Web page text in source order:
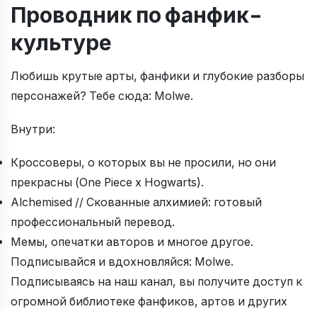
Проводник по фанфик-
культуре
Любишь крутые арты, фанфики и глубокие разборы
персонажей? Тебе сюда: Molwe.
Внутри:
Кроссоверы, о которых вы не просили, но они
прекрасны (One Piece x Hogwarts).
Alchemised // Скованные алхимией: готовый
профессиональный перевод.
Мемы, опечатки авторов и многое другое.
Подписывайся и вдохновляйся: Molwe.
Подписываясь на наш канал, вы получите доступ к
огромной библиотеке фанфиков, артов и других